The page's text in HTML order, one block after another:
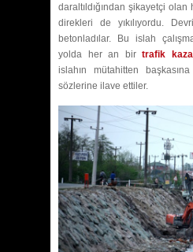
daraltıldığından şikayetçi
direkleri de yıkılıyordu.
betonladılar. Bu islah
yolda her an bir trafik
islahın mütahitten
sözlerine ilave ettiler.